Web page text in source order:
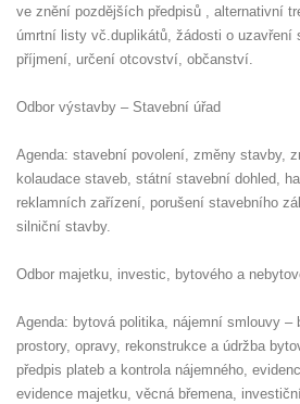
ve znění pozdějších předpisů , alternativní
úmrtní listy vč.duplikátů, žádosti o uzavření
příjmení, určení otcovství, občanství.
Odbor výstavby – Stavební úřad
Agenda: stavební povolení, změny stavby,
kolaudace staveb, státní stavební dohled,
reklamních zařízení, porušení stavebního
silniční stavby.
Odbor majetku, investic, bytového a
Agenda: bytová politika, nájemní smlouvy –
prostory, opravy, rekonstrukce a údržba
předpis plateb a kontrola nájemného,
evidence majetku, věcná břemena,